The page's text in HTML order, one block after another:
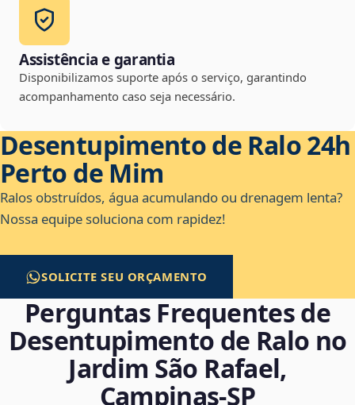
Assistência e garantia
Disponibilizamos suporte após o serviço, garantindo
acompanhamento caso seja necessário.
Desentupimento de Ralo 24h
Perto de Mim
Ralos obstruídos, água acumulando ou drenagem lenta?
Nossa equipe soluciona com rapidez!
SOLICITE SEU ORÇAMENTO
Perguntas Frequentes de
Desentupimento de Ralo no
Jardim São Rafael,
Campinas‑SP